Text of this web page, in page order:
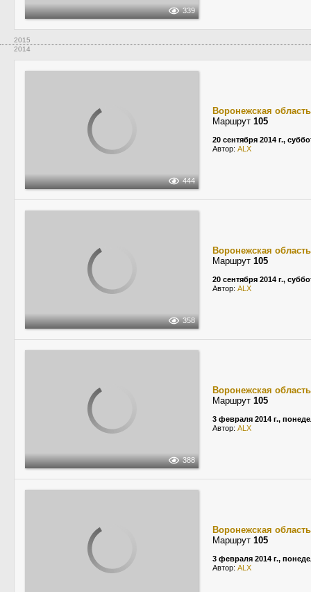
339
2015
2014
444
Воронежская область
Маршрут 105
20 сентября 2014 г.,
Автор: ALX
358
Воронежская область
Маршрут 105
20 сентября 2014 г.,
Автор: ALX
388
Воронежская область
Маршрут 105
3 февраля 2014 г.,
Автор: ALX
Воронежская область
Маршрут 105
3 февраля 2014 г.,
Автор: ALX